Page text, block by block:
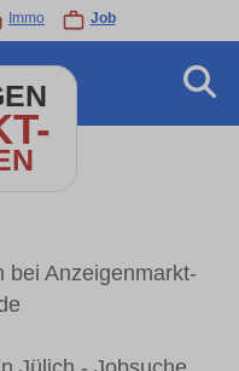
Immo Job
bei Anzeigenmarkt-